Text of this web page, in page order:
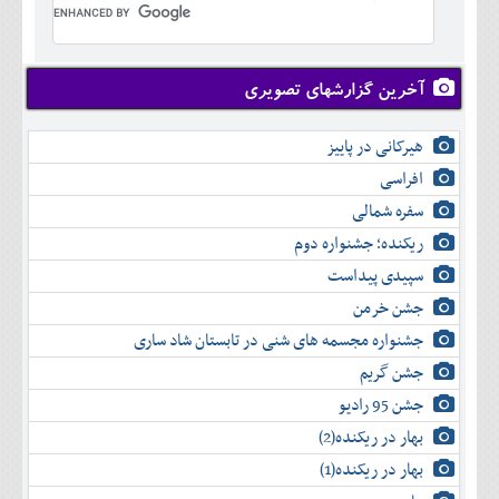
دی
بهمن
اسفند
آبان
آذر
دی
بهمن
اسفند
شهريور
مهر
آبان
آذر
دی
بهمن
اسفند
تير
مرداد
شهريور
مهر
آبان
آذر
دی
بهمن
اسفند
آخرین گزارشهای تصویری
هیرکانی در پاییز
افراسی
سفره شمالی
ریکنده؛ جشنواره دوم
سپیدی پیداست
جشن خرمن
جشنواره مجسمه های شنی در تابستان شاد ساری
جشن گریم
جشن 95 رادیو
بهار در ریکنده(2)
بهار در ریکنده(1)